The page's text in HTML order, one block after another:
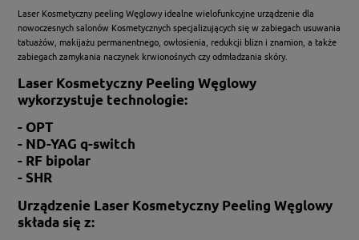
Laser Kosmetyczny peeling Węglowy idealne wielofunkcyjne urządzenie dla
nowoczesnych salonów Kosmetycznych specjalizujących się w zabiegach usuwania
tatuażów, makijażu permanentnego, owłosienia, redukcji blizn i znamion, a także
zabiegach zamykania naczynek krwionośnych czy odmładzania skóry.
Laser Kosmetyczny Peeling Węglowy
wykorzystuje technologie:
- OPT
- ND-YAG q-switch
- RF bipolar
- SHR
Urządzenie Laser Kosmetyczny Peeling Węglowy
składa się z: